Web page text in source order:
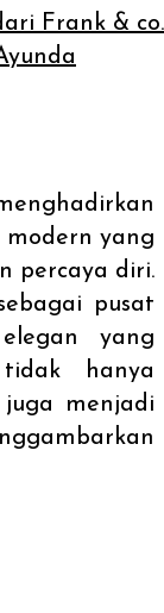
Frank & co.
modern yang
percaya diri.
pusat
yang
hanya
menjadi